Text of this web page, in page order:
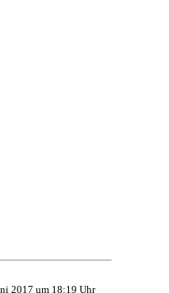
2017 um 18:19 Uhr